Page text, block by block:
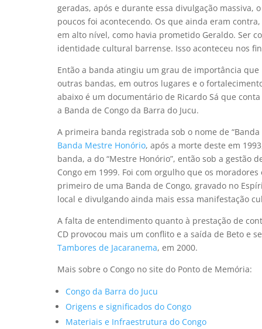
geradas, após e durante essa divulgação massiva,
poucos foi acontecendo. Os que ainda eram
em alto nível, como havia prometido Geraldo. Ser
identidade cultural barrense. Isso aconteceu nos
Então a banda atingiu um grau de importância
outras bandas, em outros lugares e o
abaixo é um documentário de Ricardo Sá que
a Banda de Congo da Barra do Jucu.
A primeira banda registrada sob o nome de
Banda Mestre Honório, após a morte deste em
banda, a do “Mestre Honório”, então sob a gestão
Congo em 1999. Foi com orgulho que os
primeiro de uma Banda de Congo, gravado no
local e divulgando ainda mais essa manifestação
A falta de entendimento quanto à prestação de
CD provocou mais um conflito e a saída de Beto e
Tambores de Jacaranema, em 2000.
Mais sobre o Congo no site do Ponto de Memória:
Congo da Barra do Jucu
Origens e significados do Congo
Materiais e Infraestrutura do Congo